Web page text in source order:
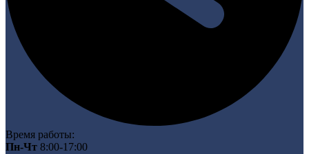
Время работы:
Пн-Чт 8:00-17:00